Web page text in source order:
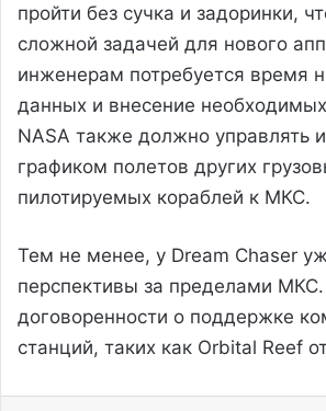
пройти без сучка и задоринки,
сложной задачей для нового
инженерам потребуется время
данных и внесение
NASA также должно управлять
графиком полетов других
пилотируемых кораблей к МКС.
Тем не менее, у Dream Chaser
перспективы за пределами
договоренности о поддержке
станций, таких как Orbital Reef